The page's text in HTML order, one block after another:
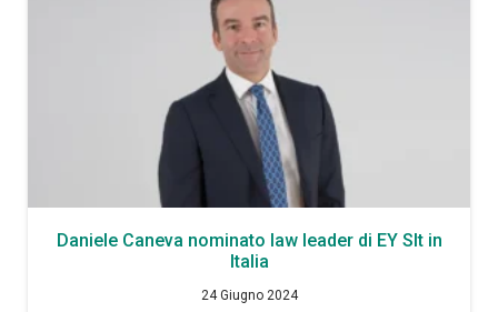
Daniele Caneva nominato law leader di EY Slt in
Italia
24 Giugno 2024